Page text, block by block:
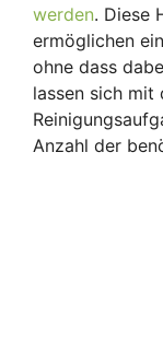
werden. Diese
ermöglichen
ohne dass
lassen sich
Anzahl der